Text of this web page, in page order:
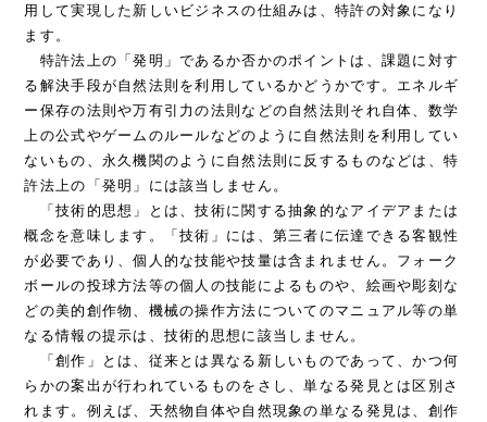
用して実現した新しいビジネスの仕組みは、特許の対象になり
ます。
特許法上の「発明」であるか否かのポイントは、課題に対す
る解決手段が自然法則を利用しているかどうかです。エネルギ
ー保存の法則や万有引力の法則などの自然法則それ自体、数学
上の公式やゲームのルールなどのように自然法則を利用してい
ないもの、永久機関のように自然法則に反するものなどは、特
許法上の「発明」には該当しません。
「技術的思想」とは、技術に関する抽象的なアイデアまたは
概念を意味します。「技術」には、第三者に伝達できる客観性
が必要であり、個人的な技能や技量は含まれません。フォーク
ボールの投球方法等の個人の技能によるものや、絵画や彫刻な
どの美的創作物、機械の操作方法についてのマニュアル等の単
なる情報の提示は、技術的思想に該当しません。
「創作」とは、従来とは異なる新しいものであって、かつ何
らかの案出が行われているものをさし、単なる発見とは区別さ
れます。例えば、天然物自体や自然現象の単なる発見は、創作